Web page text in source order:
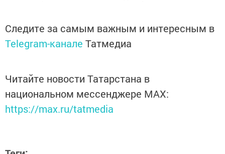
Следите за самым важным и интересным в
Telegram-канале Татмедиа
Читайте новости Татарстана в
национальном мессенджере MАХ:
https://max.ru/tatmedia